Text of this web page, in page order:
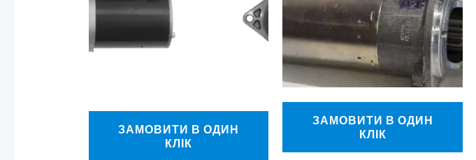
ЗАМОВИТИ В ОДИН
КЛІК
ЗАМОВИТИ В ОДИН
КЛІК